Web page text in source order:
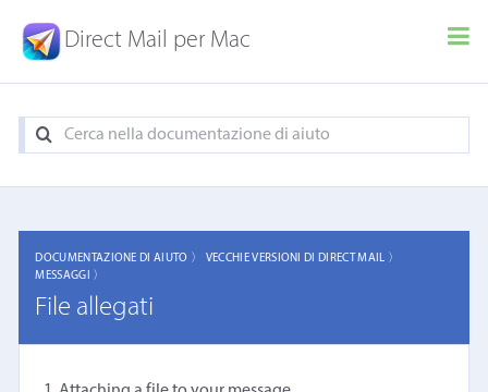
Direct Mail per Mac
DOCUMENTAZIONE DI AIUTO 〉
VECCHIE VERSIONI DI DIRECT MAIL 〉
MESSAGGI 〉
File allegati